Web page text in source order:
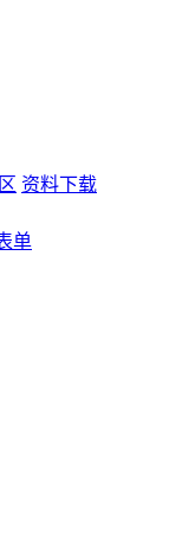
资料下载
单